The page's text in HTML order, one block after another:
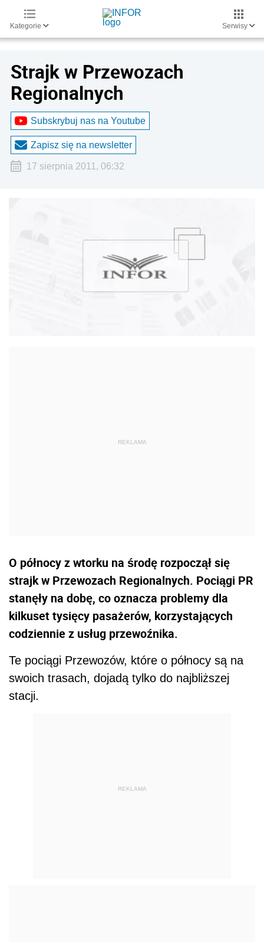
Kategorie Serwisy
Strajk w Przewozach
Regionalnych
Subskrybuj nas na Youtube
Zapisz się na newsletter
17 sierpnia 2011, 06:32
O północy z wtorku na środę rozpoczął się
strajk w Przewozach Regionalnych. Pociągi PR
stanęły na dobę, co oznacza problemy dla
kilkuset tysięcy pasażerów, korzystających
codziennie z usług przewoźnika.
Te pociągi Przewozów, które o północy są na
swoich trasach, dojadą tylko do najbliższej
stacji.
REKLAMA